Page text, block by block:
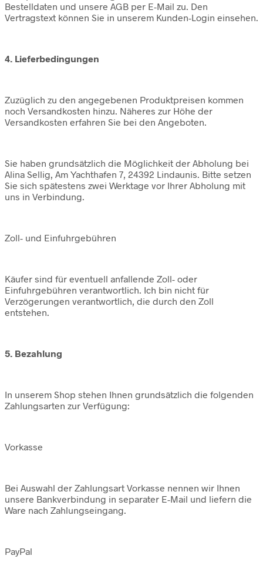
Bestelldaten und unsere AGB per E-Mail zu. Den
Vertragstext können Sie in unserem Kunden-Login einsehen.
4. Lieferbedingungen
Zuzüglich zu den angegebenen Produktpreisen kommen
noch Versandkosten hinzu. Näheres zur Höhe der
Versandkosten erfahren Sie bei den Angeboten.
Sie haben grundsätzlich die Möglichkeit der Abholung bei
Alina Sellig, Am Yachthafen 7, 24392 Lindaunis. Bitte setzen
Sie sich spätestens zwei Werktage vor Ihrer Abholung mit
uns in Verbindung.
Zoll- und Einfuhrgebühren
Käufer sind für eventuell anfallende Zoll- oder
Einfuhrgebühren verantwortlich. Ich bin nicht für
Verzögerungen verantwortlich, die durch den Zoll
entstehen.
5. Bezahlung
In unserem Shop stehen Ihnen grundsätzlich die folgenden
Zahlungsarten zur Verfügung:
Vorkasse
Bei Auswahl der Zahlungsart Vorkasse nennen wir Ihnen
unsere Bankverbindung in separater E-Mail und liefern die
Ware nach Zahlungseingang.
PayPal